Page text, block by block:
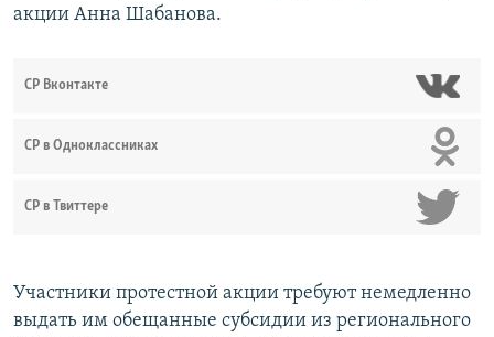
акции Анна Шабанова.
СР Вконтакте
СР в Одноклассниках
СР в Твиттере
Участники протестной акции требуют немедленно
выдать им обещанные субсидии из регионального